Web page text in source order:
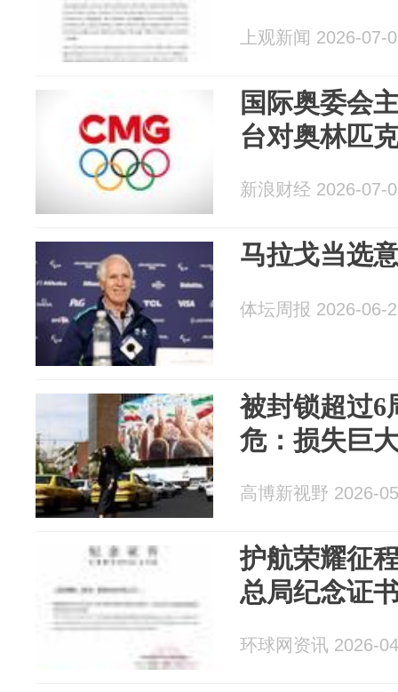
上观新闻 2026-07-
国际奥委会
台对奥林匹
新浪财经 2026-07-
马拉戈当选
体坛周报 2026-06-
被封锁超过6
危：损失巨
高博新视野 2026-
护航荣耀征
总局纪念证
环球网资讯 2026-